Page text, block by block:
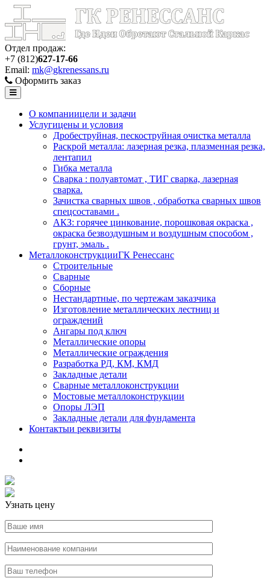
Отдел продаж:
+7 (812)627-17-66
Email: mk@gkrenessans.ru
Оформить заказ
О компаниицели и задачи
Услугицены и условия
Дробеструйная, пескоструйная очистка металла
Раскрой металла: лазерная резка, плазменная резка,
лентапил
Гибка металла
Сварка : полуавтомат , ТИГ сварка, лазерная
сварка.
Зачистка сварных швов , обработка сварных швов
спецсоставами .
АКЗ: горячее цинкование, порошковая окраска ,
окраска безвоздушным и воздушным способом ,
грунт, эмаль .
МеталлоконструкцииГК Ренессанс
Строительные
Сварные
Сборные
Нестандартные, по чертежам заказчика
Изготовление металлических лестниц и
ограждений
Ангары под ключ
Металлические опоры
Металлические ограждения
Разработка РД, КМ, КМД
Закладные детали
Сварные металлоконструкции
Мостовые металлоконструкции
Опоры ЛЭП
Закладные детали для фундамента
Контактыи реквизиты
Узнать цену